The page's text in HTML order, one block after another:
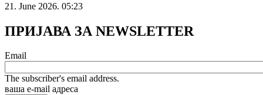
21. June 2026. 05:23
ПРИЈАВА ЗА NEWSLETTER
Email
The subscriber's email address.
ваша е-mail адреса